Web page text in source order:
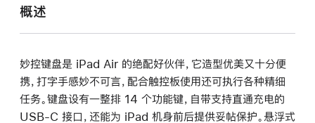
概述
妙控键盘是 iPad Air 的绝配好伙伴，它造型优美又十分便
携，打字手感妙不可言，配合触控板使用还可执行各种精细
任务。键盘设有一整排 14 个功能键，自带支持直通充电的
USB-C 接口，还能为 iPad 机身前后提供妥帖保护。悬浮式